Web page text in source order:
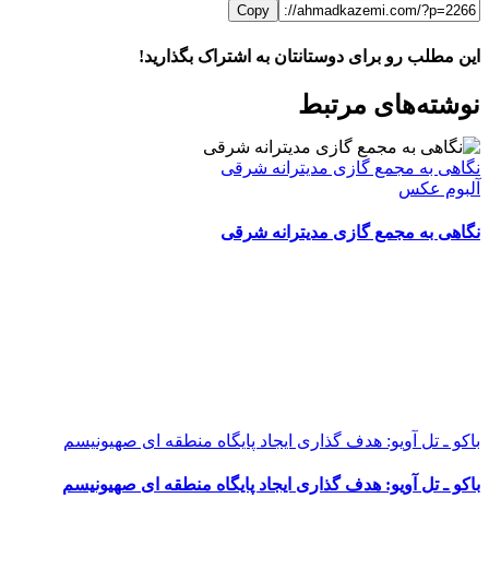
Copy
این مطلب رو برای دوستانتان به اشتراک بگذارید!
FacebookX
LinkedIn
WhatsApp
Telegram
ایمیل
نوشته‌‌های مرتبط
نگاهی به مجمع گازی مدیترانه شرقی
آلبوم عکس
نگاهی به مجمع گازی مدیترانه شرقی
باکو ـ تل آویو: هدف گذاری ایجاد پایگاه منطقه ای صهیونیسم
باکو ـ تل آویو: هدف گذاری ایجاد پایگاه منطقه ای صهیونیسم